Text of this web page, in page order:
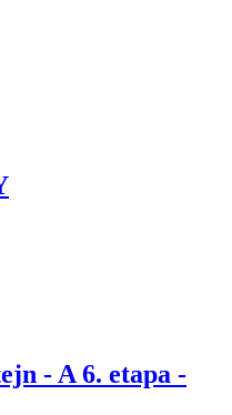
- A 6. etapa -